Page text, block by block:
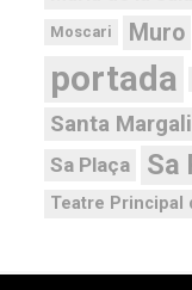
Moscari Muro
portada
Santa
Sa Plaça Sa
Teatre Principal